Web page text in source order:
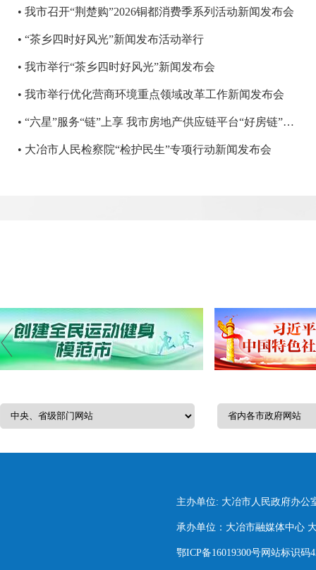
我市召开“荆楚购”2026铜都消费季系列活动新闻发布会
“茶乡四时好风光”新闻发布活动举行
我市举行“茶乡四时好风光”新闻发布会
我市举行优化营商环境重点领域改革工作新闻发布会
“六星”服务“链”上享 我市房地产供应链平台“好房链”上线
大冶市人民检察院“检护民生”专项行动新闻发布会
主办单位: 大冶市人民政府办公
承办单位：大冶市融媒体中心
鄂ICP备16019300号网站标识码